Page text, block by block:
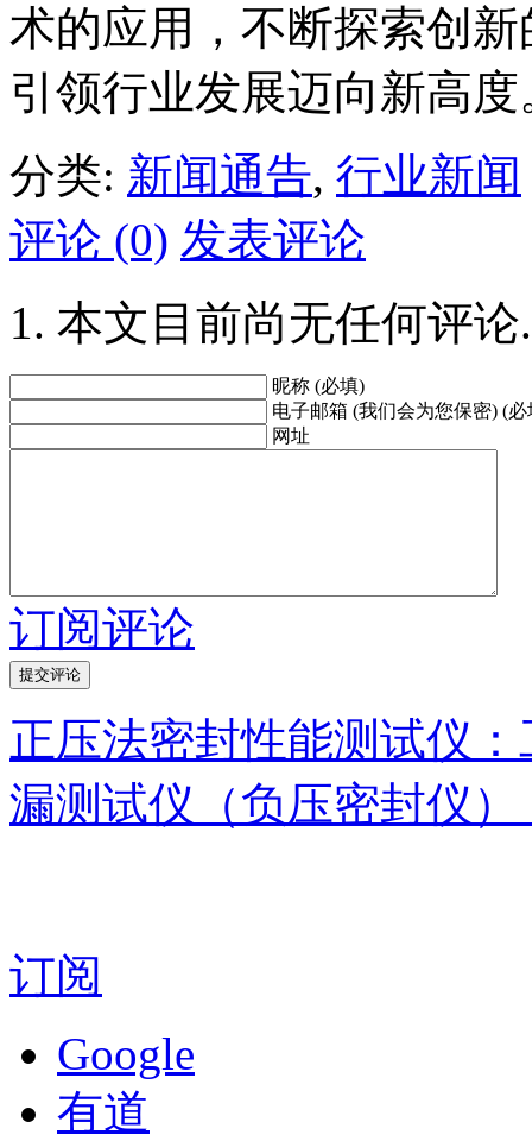
术的应用，不断探索创
引领行业发展迈向新高度
分类: 新闻通告, 行业新闻
评论 (0) 发表评论
本文目前尚无任何评论.
昵称 (必填)
电子邮箱 (我们会为您保密) (必
网址
订阅评论
正压法密封性能测试仪
漏测试仪（负压密封仪
订阅
Google
有道